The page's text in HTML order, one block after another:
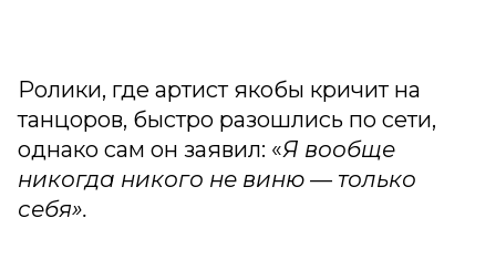
Ролики, где артист якобы кричит на
танцоров, быстро разошлись по сети,
однако сам он заявил: «Я вообще
никогда никого не виню — только
себя».